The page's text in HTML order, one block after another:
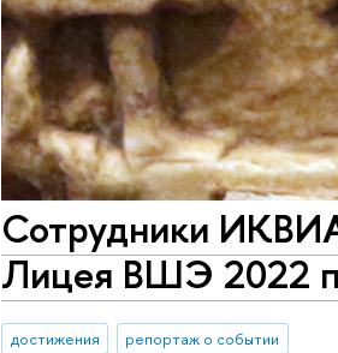
Сотрудники
Лицея ВШЭ 2022
достижения репортаж о событии